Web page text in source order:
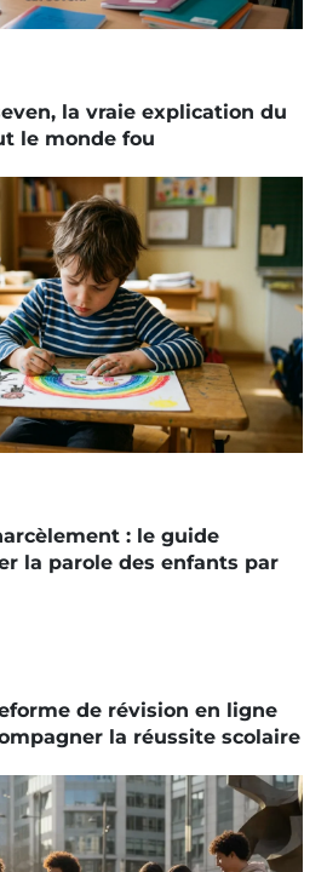
la vraie explication du
le monde fou
: le guide
la parole des enfants par
de révision en ligne
la réussite scolaire